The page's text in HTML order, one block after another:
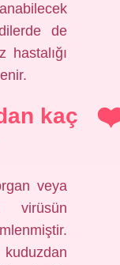
de
hastalığı
kaç
veya
virüsün